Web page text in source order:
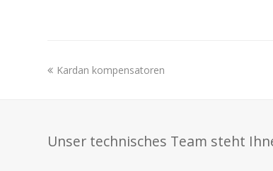
previous
Kardan kompensatoren
Unser technisches Team steht